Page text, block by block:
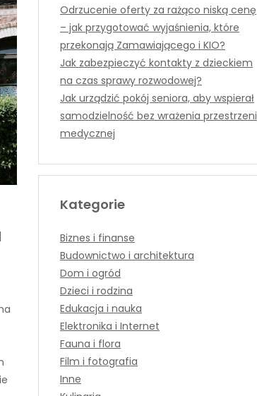
Odrzucenie oferty za rażąco niską cenę
– jak przygotować wyjaśnienia, które
przekonają Zamawiającego i KIO?
Jak zabezpieczyć kontakty z dzieckiem
na czas sprawy rozwodowej?
Jak urządzić pokój seniora, aby wspierał
samodzielność bez wrażenia przestrzeni
medycznej
Kategorie
Biznes i finanse
Budownictwo i architektura
Dom i ogród
Dzieci i rodzina
Edukacja i nauka
Elektronika i Internet
Fauna i flora
Film i fotografia
Inne